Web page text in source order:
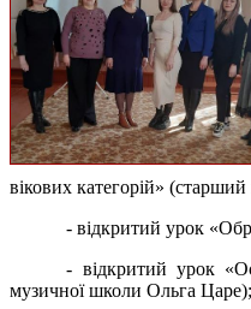
вікових категорій»
- відкритий урок
- відкритий урок
музичної школи Ольга Царе);